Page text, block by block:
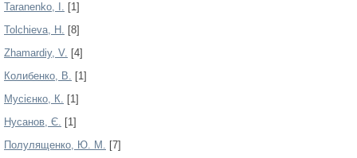
Taranenko, I. [1]
Tolchieva, H. [8]
Zhamardiy, V. [4]
Колибенко, В. [1]
Мусієнко, К. [1]
Нусанов, Є. [1]
Полулященко, Ю. М. [7]